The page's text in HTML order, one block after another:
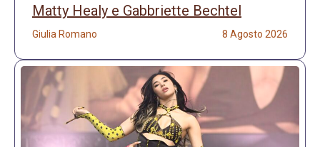
Matty Healy e Gabbriette Bechtel
Giulia Romano 8 Agosto 2026